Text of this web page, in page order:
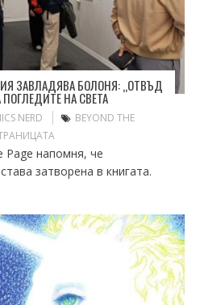
ЗАВЛАДЯВА БОЛОНЯ: „ОТВЪД
НА СВЕТА
NERD
BEYOND THE
напомня, че
затворена в книгата.